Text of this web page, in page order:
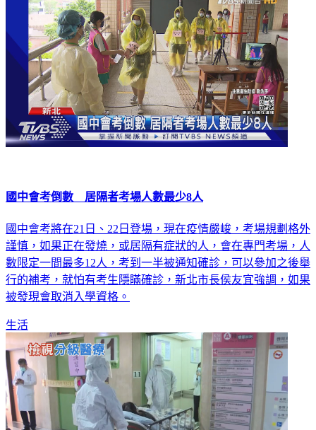
國中會考倒數 居隔者考場人數最少8人
國中會考將在21日、22日登場，現在疫情嚴峻，考場規劃格外
謹慎，如果正在發燒，或居隔有症狀的人，會在專門考場，人
數限定一間最多12人，考到一半被通知確診，可以參加之後舉
行的補考，就怕有考生隱瞞確診，新北市長侯友宜強調，如果
被發現會取消入學資格。
生活